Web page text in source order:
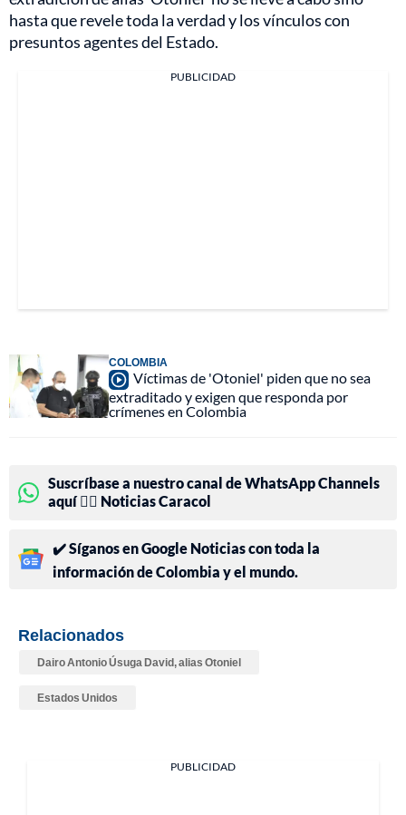
hasta que revele toda la verdad y los vínculos con
presuntos agentes del Estado.
PUBLICIDAD
COLOMBIA
Víctimas de 'Otoniel' piden que no sea
extraditado y exigen que responda por
crímenes en Colombia
Suscríbase a nuestro canal de WhatsApp Channels
aquí 👉🏻 Noticias Caracol
✔️ Síganos en Google Noticias con toda la
información de Colombia y el mundo.
Relacionados
Dairo Antonio Úsuga David, alias Otoniel
Estados Unidos
PUBLICIDAD